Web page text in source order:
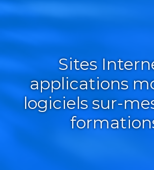
Sites
applications
logiciels sur-